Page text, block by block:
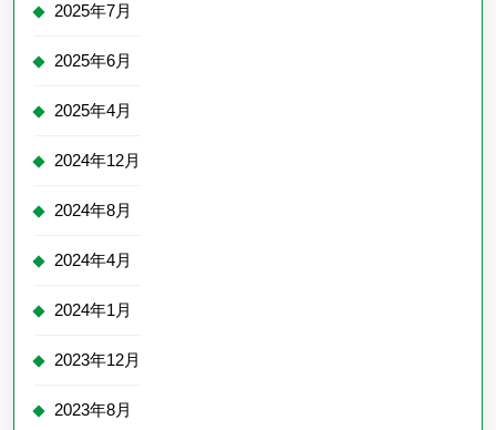
2025年7月
2025年6月
2025年4月
2024年12月
2024年8月
2024年4月
2024年1月
2023年12月
2023年8月